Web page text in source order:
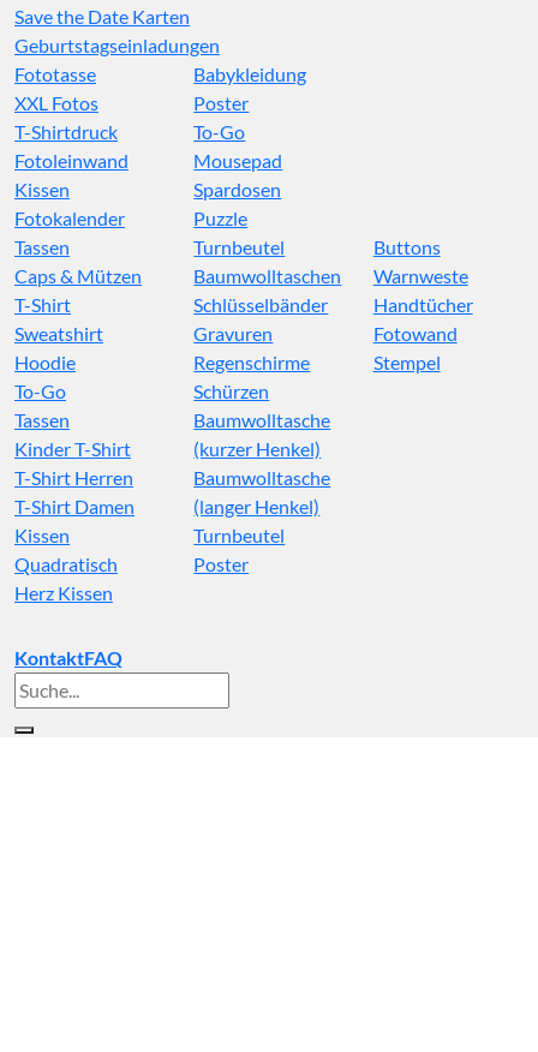
Save the Date Karten
Geburtstagseinladungen
Fototasse
XXL Fotos
T-Shirtdruck
Fotoleinwand
Kissen
Fotokalender
Babykleidung
Poster
To-Go
Mousepad
Spardosen
Puzzle
Tassen
Caps & Mützen
T-Shirt
Sweatshirt
Hoodie
To-Go
Turnbeutel
Baumwolltaschen
Schlüsselbänder
Gravuren
Regenschirme
Schürzen
Buttons
Warnweste
Handtücher
Fotowand
Stempel
Tassen
Kinder T-Shirt
T-Shirt Herren
T-Shirt Damen
Kissen
Quadratisch
Herz Kissen
Baumwolltasche
(kurzer Henkel)
Baumwolltasche
(langer Henkel)
Turnbeutel
Poster
KontaktFAQ
Suche
nach: